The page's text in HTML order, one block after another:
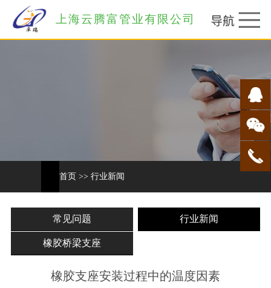
上海云腾富管业有限公司
首页 >> 行业新闻
常见问题 行业新闻
橡胶桥梁支座
橡胶支座安装过程中的温度因素